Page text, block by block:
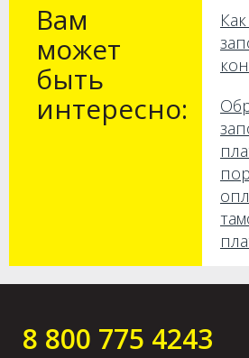
Вам
может
быть
интересно:
8 800 775 4243